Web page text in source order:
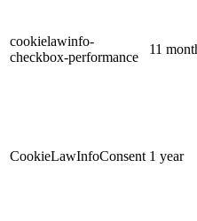
cookielawinfo-
checkbox-performance
11
CookieLawInfoConsent 1 year